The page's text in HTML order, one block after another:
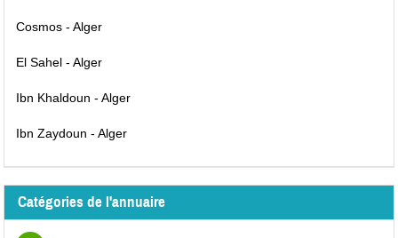
Cosmos - Alger
El Sahel - Alger
Ibn Khaldoun - Alger
Ibn Zaydoun - Alger
Catégories de l'annuaire